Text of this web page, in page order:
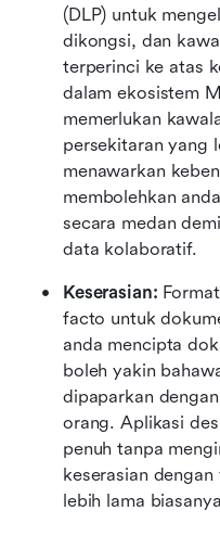
(DLP) untuk
dikongsi, dan
terperinci ke atas
dalam ekosistem
memerlukan
persekitaran yang
menawarkan
membolehkan
secara medan
data kolaboratif.
Keserasian:
facto untuk
anda mencipta
boleh yakin
dipaparkan
orang. Aplikasi
penuh tanpa
keserasian
lebih lama